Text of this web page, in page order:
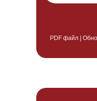
PDF файл |